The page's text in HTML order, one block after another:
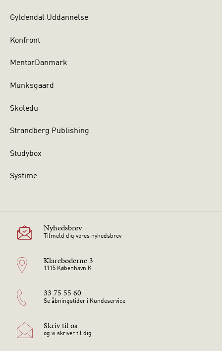
Gyldendal Uddannelse
Konfront
MentorDanmark
Munksgaard
Skoledu
Strandberg Publishing
Studybox
Systime
Nyhedsbrev
Tilmeld dig vores nyhedsbrev
Klareboderne 3
1115 København K
33 75 55 60
Se åbningstider i Kundeservice
Skriv til os
og vi skriver til dig